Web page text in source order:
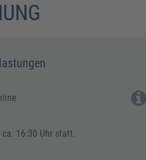
16:30 Uhr statt.